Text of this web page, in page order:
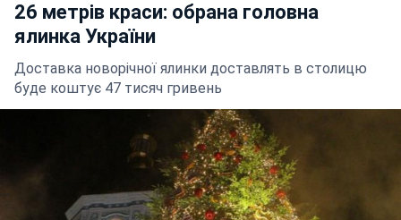
26 метрів краси: обрана головна
ялинка України
Доставка новорічної ялинки доставлять в столицю
буде коштує 47 тисяч гривень